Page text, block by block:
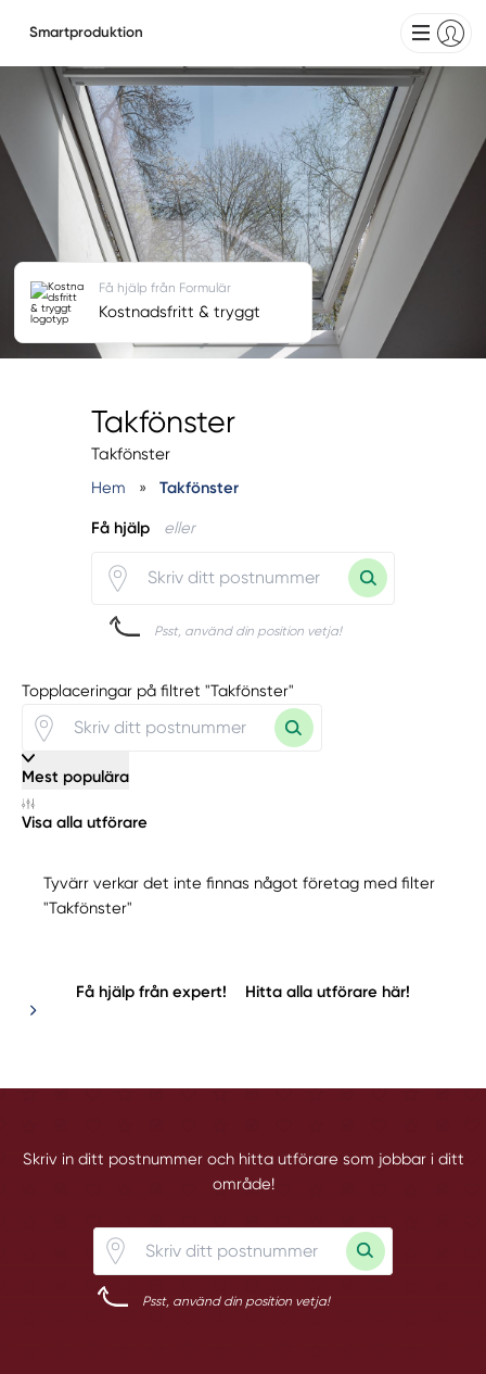
Smartproduktion
Takfönster
Takfönster
Hem
» Takfönster
Få hjälp eller
Psst, använd din position vetja!
Få hjälp från Formulär
Kostnadsfritt & tryggt
Topplaceringar på filtret "Takfönster"
Mest populära
Visa alla utförare
Tyvärr verkar det inte finnas något företag med filter
"Takfönster"
Få hjälp från expert! Hitta alla utförare här!
Skriv in ditt postnummer och hitta utförare som jobbar i ditt
område!
Psst, använd din position vetja!